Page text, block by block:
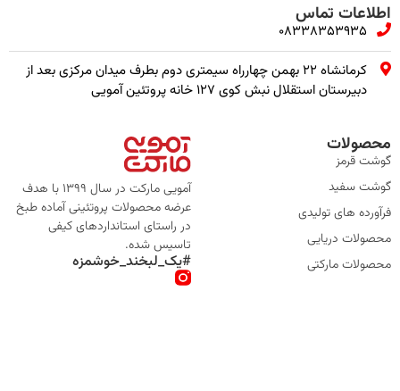
اطلاعات تماس
08338353935
کرمانشاه ۲۲ بهمن چهارراه سیمتری دوم بطرف میدان مرکزی بعد از
دبیرستان استقلال نبش کوی ۱۲۷ خانه پروتئین آمویی
محصولات
گوشت قرمز
گوشت سفید
فرآورده های تولیدی
محصولات دریایی
محصولات مارکتی
آمویی مارکت در سال 1399 با هدف
عرضه محصولات پروتئینی آماده طبخ
در راستای استانداردهای کیفی
تاسیس شده.
#یک_لبخند_خوشمزه